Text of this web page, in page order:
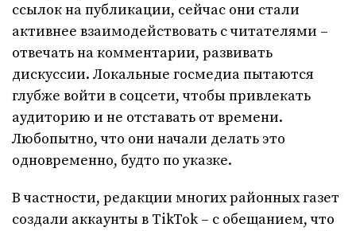
ссылок на публикации, сейчас они стали
активнее взаимодействовать с читателями –
отвечать на комментарии, развивать
дискуссии. Локальные госмедиа пытаются
глубже войти в соцсети, чтобы привлекать
аудиторию и не отставать от времени.
Любопытно, что они начали делать это
одновременно, будто по указке.
В частности, редакции многих районных газет
создали аккаунты в TikTok – с обещанием, что